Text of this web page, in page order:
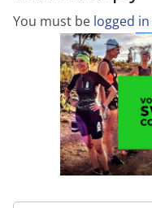
You must be logged in